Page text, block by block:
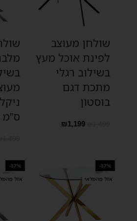
שולחן מעוצב
לפינת אוכל מעץ
בשילוב רגלי
מתכת דגם
בוסטון
₪1,199
ס”מ
-37%
אזל מהמלאי
-37%
אזל